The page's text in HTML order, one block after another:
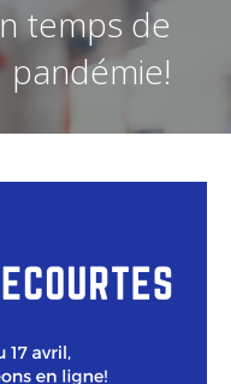
temps de
pandémie!